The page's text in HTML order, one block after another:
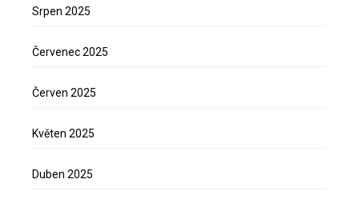
Srpen 2025
Červenec 2025
Červen 2025
Květen 2025
Duben 2025